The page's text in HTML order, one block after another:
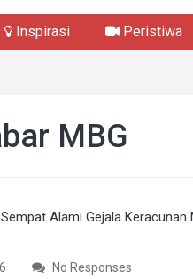
Inspirasi Peristiwa
MBG
No Responses